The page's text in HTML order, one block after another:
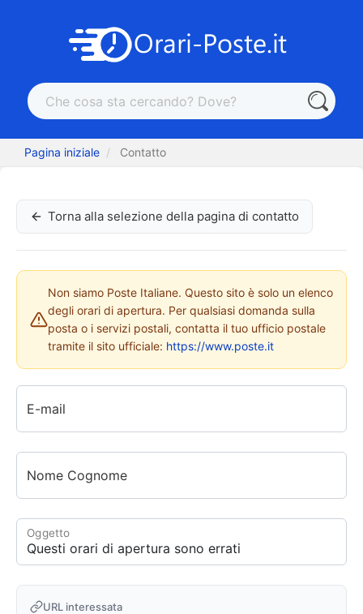
Pagina iniziale Contatto
Torna alla selezione della pagina di contatto
Non siamo Poste Italiane. Questo sito è solo un elenco
degli orari di apertura. Per qualsiasi domanda sulla
posta o i servizi postali, contatta il tuo ufficio postale
tramite il sito ufficiale: https://www.poste.it
E-mail
Nome Cognome
Oggetto
URL interessata